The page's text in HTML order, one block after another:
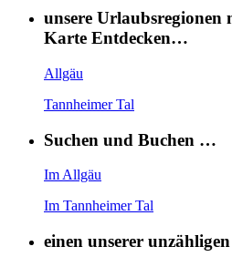
unsere
Karte Entdecken…
Allgäu
Tannheimer Tal
Suchen und Buchen …
Im Allgäu
Im Tannheimer Tal
einen unserer